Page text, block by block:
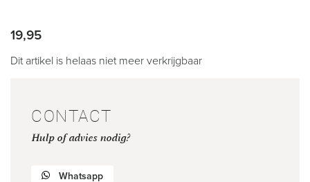
19,95
Dit artikel is helaas niet meer verkrijgbaar
CONTACT
Hulp of advies nodig?
Whatsapp